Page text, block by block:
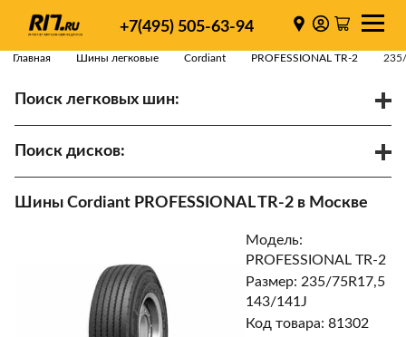
+7(495) 505-63-94
Главная Шины легковые Cordiant PROFESSIONAL TR-2
Поиск легковых шин:
Поиск дисков:
Шины Cordiant PROFESSIONAL TR-2 в Москве
Модель:
PROFESSIONAL TR-2
Размер: 235/75R17,5
143/141J
Код товара: 81302